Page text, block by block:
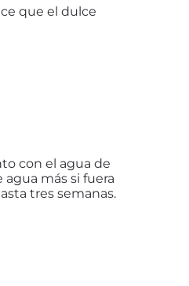
que el dulce
con el agua de
más si fuera
tres semanas.